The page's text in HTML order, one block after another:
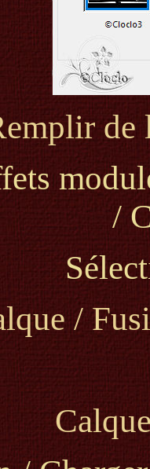
de
/
/